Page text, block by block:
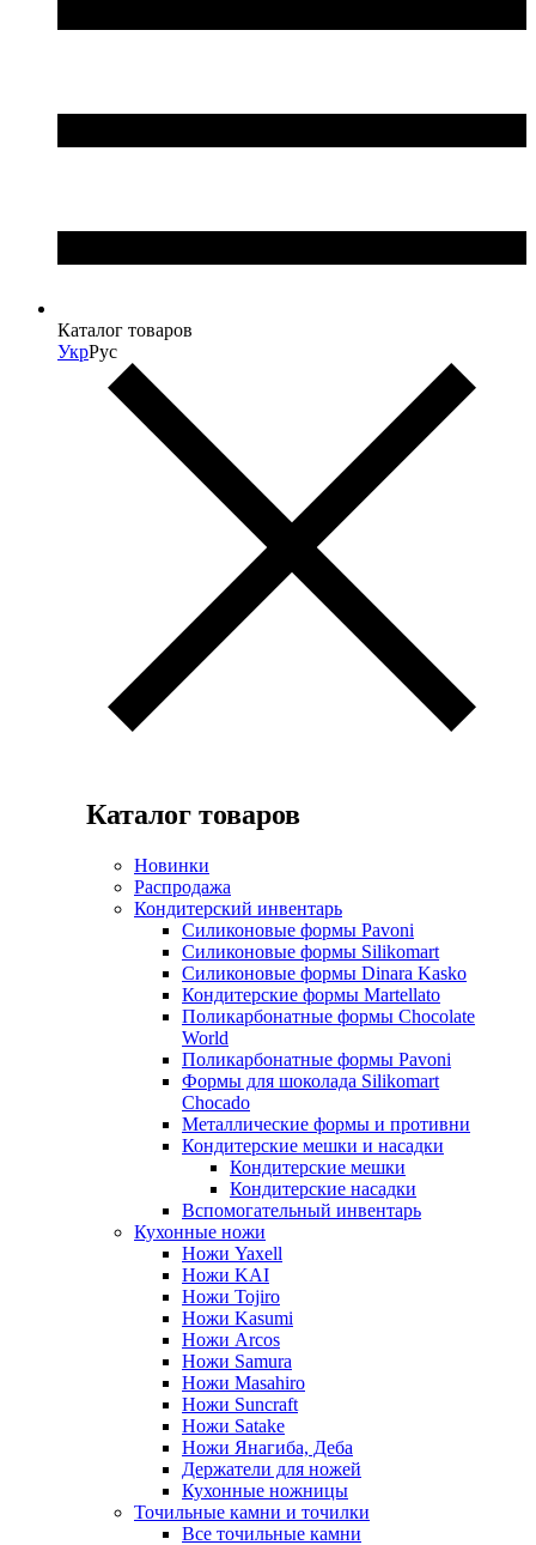
Каталог товаров
УкрРус
Каталог товаров
Новинки
Распродажа
Кондитерский инвентарь
Силиконовые формы Pavoni
Силиконовые формы Silikomart
Силиконовые формы Dinara Kasko
Кондитерские формы Martellato
Поликарбонатные формы Chocolate
World
Поликарбонатные формы Pavoni
Формы для шоколада Silikomart
Chocado
Металлические формы и противни
Кондитерские мешки и насадки
Кондитерские мешки
Кондитерские насадки
Вспомогательный инвентарь
Кухонные ножи
Ножи Yaxell
Ножи KAI
Ножи Tojiro
Ножи Kasumi
Ножи Arcos
Ножи Samura
Ножи Masahiro
Ножи Suncraft
Ножи Satake
Ножи Янагиба, Деба
Держатели для ножей
Кухонные ножницы
Точильные камни и точилки
Все точильные камни